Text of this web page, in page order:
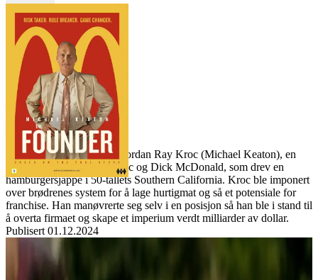
ForsideThe Founder
The Founder
Film
Forfatter:
Leverandør:
Norgesfilm AS
Lisens:
Den sanne historien om hvordan Ray Kroc (Michael Keaton), en
selger fra Illinois, møtte Mac og Dick McDonald, som drev en
hamburgersjappe i 50-tallets Southern California. Kroc ble imponert
over brødrenes system for å lage hurtigmat og så et potensiale for
franchise. Han manøvrerte seg selv i en posisjon så han ble i stand til
å overta firmaet og skape et imperium verdt milliarder av dollar.
Publisert 01.12.2024